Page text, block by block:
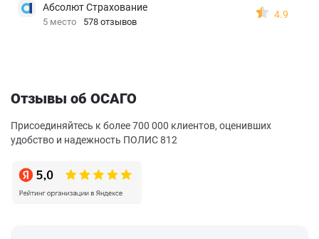
Абсолют Страхование
5 место 578 отзывов
4.9
Отзывы об ОСАГО
Присоединяйтесь к более 700 000 клиентов, оценивших
удобство и надежность ПОЛИС 812